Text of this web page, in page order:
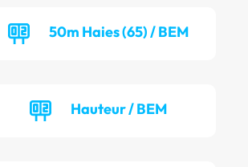
50m Haies (65) / BEM
Hauteur / BEM